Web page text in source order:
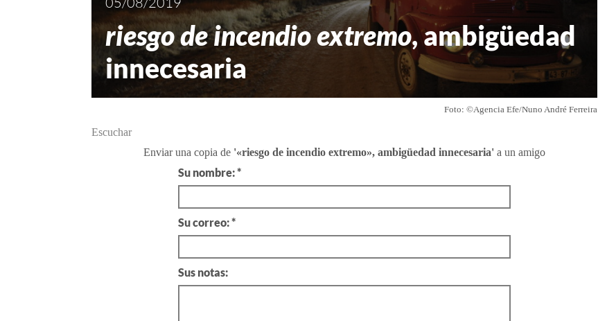
riesgo de incendio extremo, ambigüedad
innecesaria
Foto: ©Agencia Efe/Nuno André Ferreira
Escuchar
Enviar una copia de '«riesgo de incendio extremo», ambigüedad innecesaria' a un amigo
Su nombre: *
Su correo: *
Sus notas: